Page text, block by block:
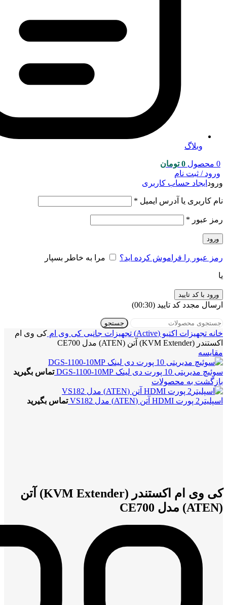
وبلاگ
0 محصول 0 تومان
ورود / ثبت نام
ورود ایجاد حساب کاربری
نام کاربری یا آدرس ایمیل *
رمز عبور *
ورود
رمز عبور را فراموش کرده اید؟ مرا به خاطر بسپار
یا
ورود با کد تایید
ارسال مجدد کد تایید (00:
30
)
جستجو
خانه تجهیزات اکتیو (Active) تجهیزات جانبی کی وی ام کی وی ام
اکستندر (KVM Extender) آتن (ATEN) مدل CE700
مقایسه
سوئیچ مدیریتی 10 پورت دی لینک DGS-1100-10MP
تماس بگیرید
بازگشت به محصولات
اسپلیتر2 پورت HDMI آتن (ATEN) مدل VS182 تماس بگیرید
کی وی ام اکستندر (KVM Extender) آتن
(ATEN) مدل CE700